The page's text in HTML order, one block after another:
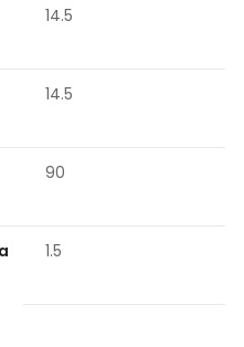
14.5
14.5
90
1.5